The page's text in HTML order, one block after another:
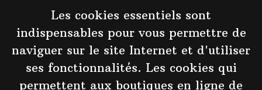
Les cookies essentiels sont
indispensables pour vous permettre de
naviguer sur le site Internet et d'utiliser
ses fonctionnalités. Les cookies qui
permettent aux boutiques en ligne de
Taste of Koli